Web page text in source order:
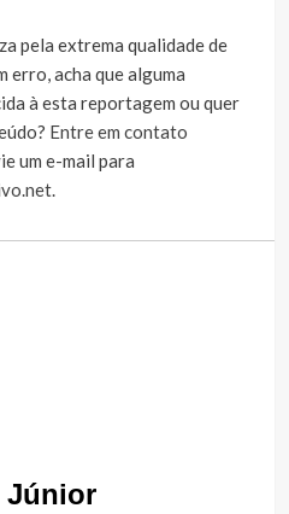
pela extrema qualidade de
erro, acha que alguma
à esta reportagem ou quer
Entre em contato
um e-mail para
.
Júnior